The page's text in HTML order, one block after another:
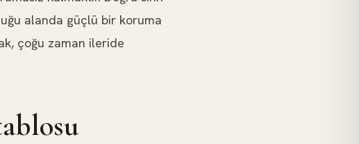
alanda güçlü bir koruma
çoğu zaman ileride